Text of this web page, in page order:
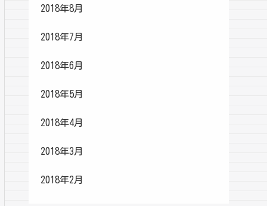
2018年8月
2018年7月
2018年6月
2018年5月
2018年4月
2018年3月
2018年2月